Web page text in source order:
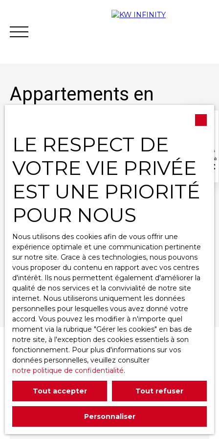
Acheter Vendre Estimer Vous financer
Appartements en
Aubrais (45400)
Type d'offre
Type de bien
Localisation
Loyer max (€/mois)
Surface min (m²)
Rechercher
Pertinence
Trier par Créer une alerte
LE RESPECT DE
VOTRE VIE PRIVÉE
EST UNE PRIORITÉ
POUR NOUS
Nous utilisons des cookies afin de vous offrir une
expérience optimale et une communication pertinente
sur notre site. Grace à ces technologies, nous pouvons
vous proposer du contenu en rapport avec vos centres
d'intérêt. Ils nous permettent également d'améliorer la
qualité de nos services et la convivialité de notre site
internet. Nous utiliserons uniquement les données
personnelles pour lesquelles vous avez donné votre
accord. Vous pouvez les modifier à n'importe quel
moment via la rubrique ″Gérer les cookies″ en bas de
notre site, à l'exception des cookies essentiels à son
fonctionnement. Pour plus d'informations sur vos
données personnelles, veuillez consulter
notre politique de confidentialité.
Tout accepter Tout refuser
Personnaliser